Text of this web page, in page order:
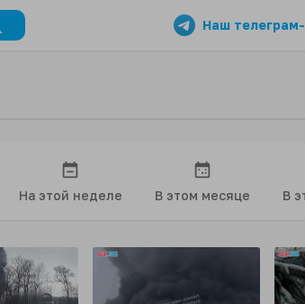
Наш
На этой неделе В этом месяце В